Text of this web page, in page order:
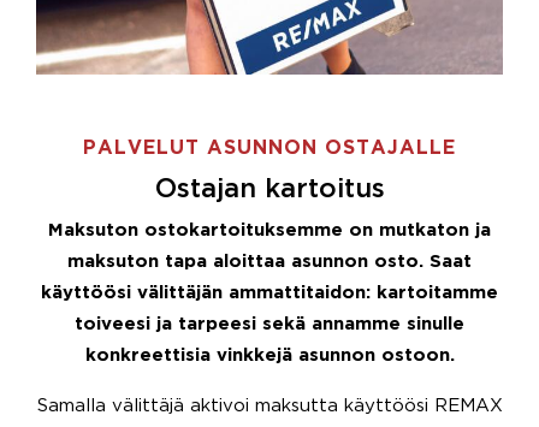
PALVELUT ASUNNON OSTAJALLE
Ostajan kartoitus
Maksuton ostokartoituksemme on mutkaton ja
maksuton tapa aloittaa asunnon osto. Saat
käyttöösi välittäjän ammattitaidon: kartoitamme
toiveesi ja tarpeesi sekä annamme sinulle
konkreettisia vinkkejä asunnon ostoon.
Samalla välittäjä aktivoi maksutta käyttöösi REMAX